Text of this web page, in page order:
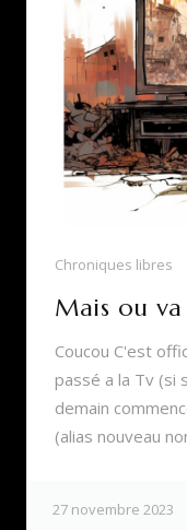
Chroniques libres
Mais ou va
Coucou C'est
passé a la Tv (si
demain
(alias nouveau
27 novembre 2023